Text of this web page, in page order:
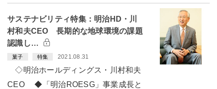
サステナビリティ特集：明治HD・川
村和夫CEO 長期的な地球環境の課題
認識し…
菓子 特集 2021.08.31
◇明治ホールディングス・川村和夫
CEO ◆「明治ROESG」事業成長と